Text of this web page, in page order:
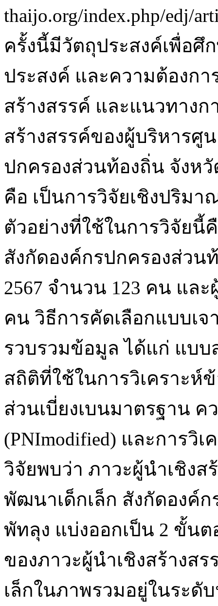
thaijo.org/index.php/edj/
ครั้งนี้มีวัตถุประสงค์เพื่อ
ประสงค์ และความต้องกา
สร้างสรรค์ และแนวทาง
สร้างสรรค์ของผู้บริหารศู
ปกครองส่วนท้องถิ่น จังห
คือ เป็นการวิจัยเชิงปริม
ตัวอย่างที่ใช้ในการวิจัยนี้
สังกัดองค์กรปกครองส่วน
2567 จำนวน 123 คน แล
คน วิธีการคัดเลือกแบบเจ
รวบรวมข้อมูล ได้แก่ แบ
สถิติที่ใช้ในการวิเคราะห์
ส่วนเบี่ยงเบนมาตรฐาน ค
(PNImodified) และการวิ
วิจัยพบว่า ภาวะผู้นำเชิงส
พัฒนาเด็กเล็ก สังกัดองค์
พัทลุง แบ่งออกเป็น 2 ขั้น
ของภาวะผู้นำเชิงสร้างส
เล็กในภาพรวมอยู่ในระดั